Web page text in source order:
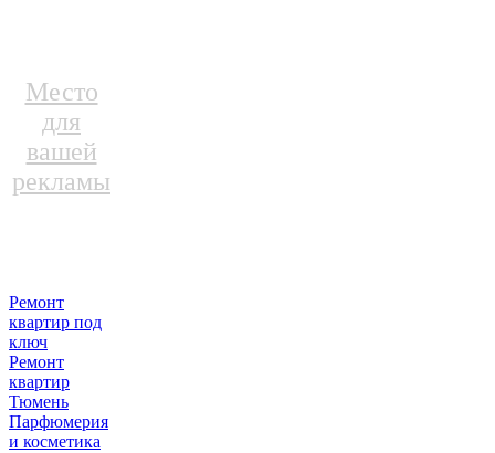
Место
для
вашей
рекламы
Ремонт
квартир под
ключ
Ремонт
квартир
Тюмень
Парфюмерия
и косметика